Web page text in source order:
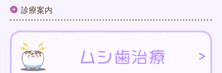
診療案内